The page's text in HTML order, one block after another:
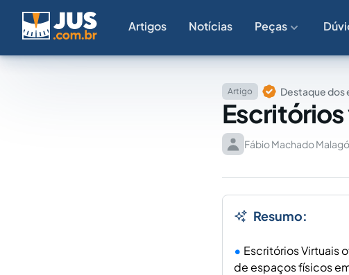
Artigos Notícias Peças
Artigo Destaque dos
Fábio Machado Malagó
Resumo:
Escritórios Virtuais
de espaços físicos